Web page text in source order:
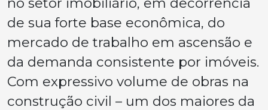
de sua forte base econômica, do
mercado de trabalho em ascensão e
da demanda consistente por imóveis.
Com expressivo volume de obras na
construção civil – um dos maiores da